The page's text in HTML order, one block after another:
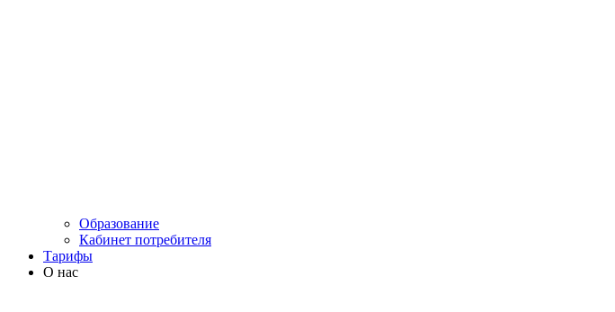
Образование
Кабинет потребителя
Тарифы
О нас